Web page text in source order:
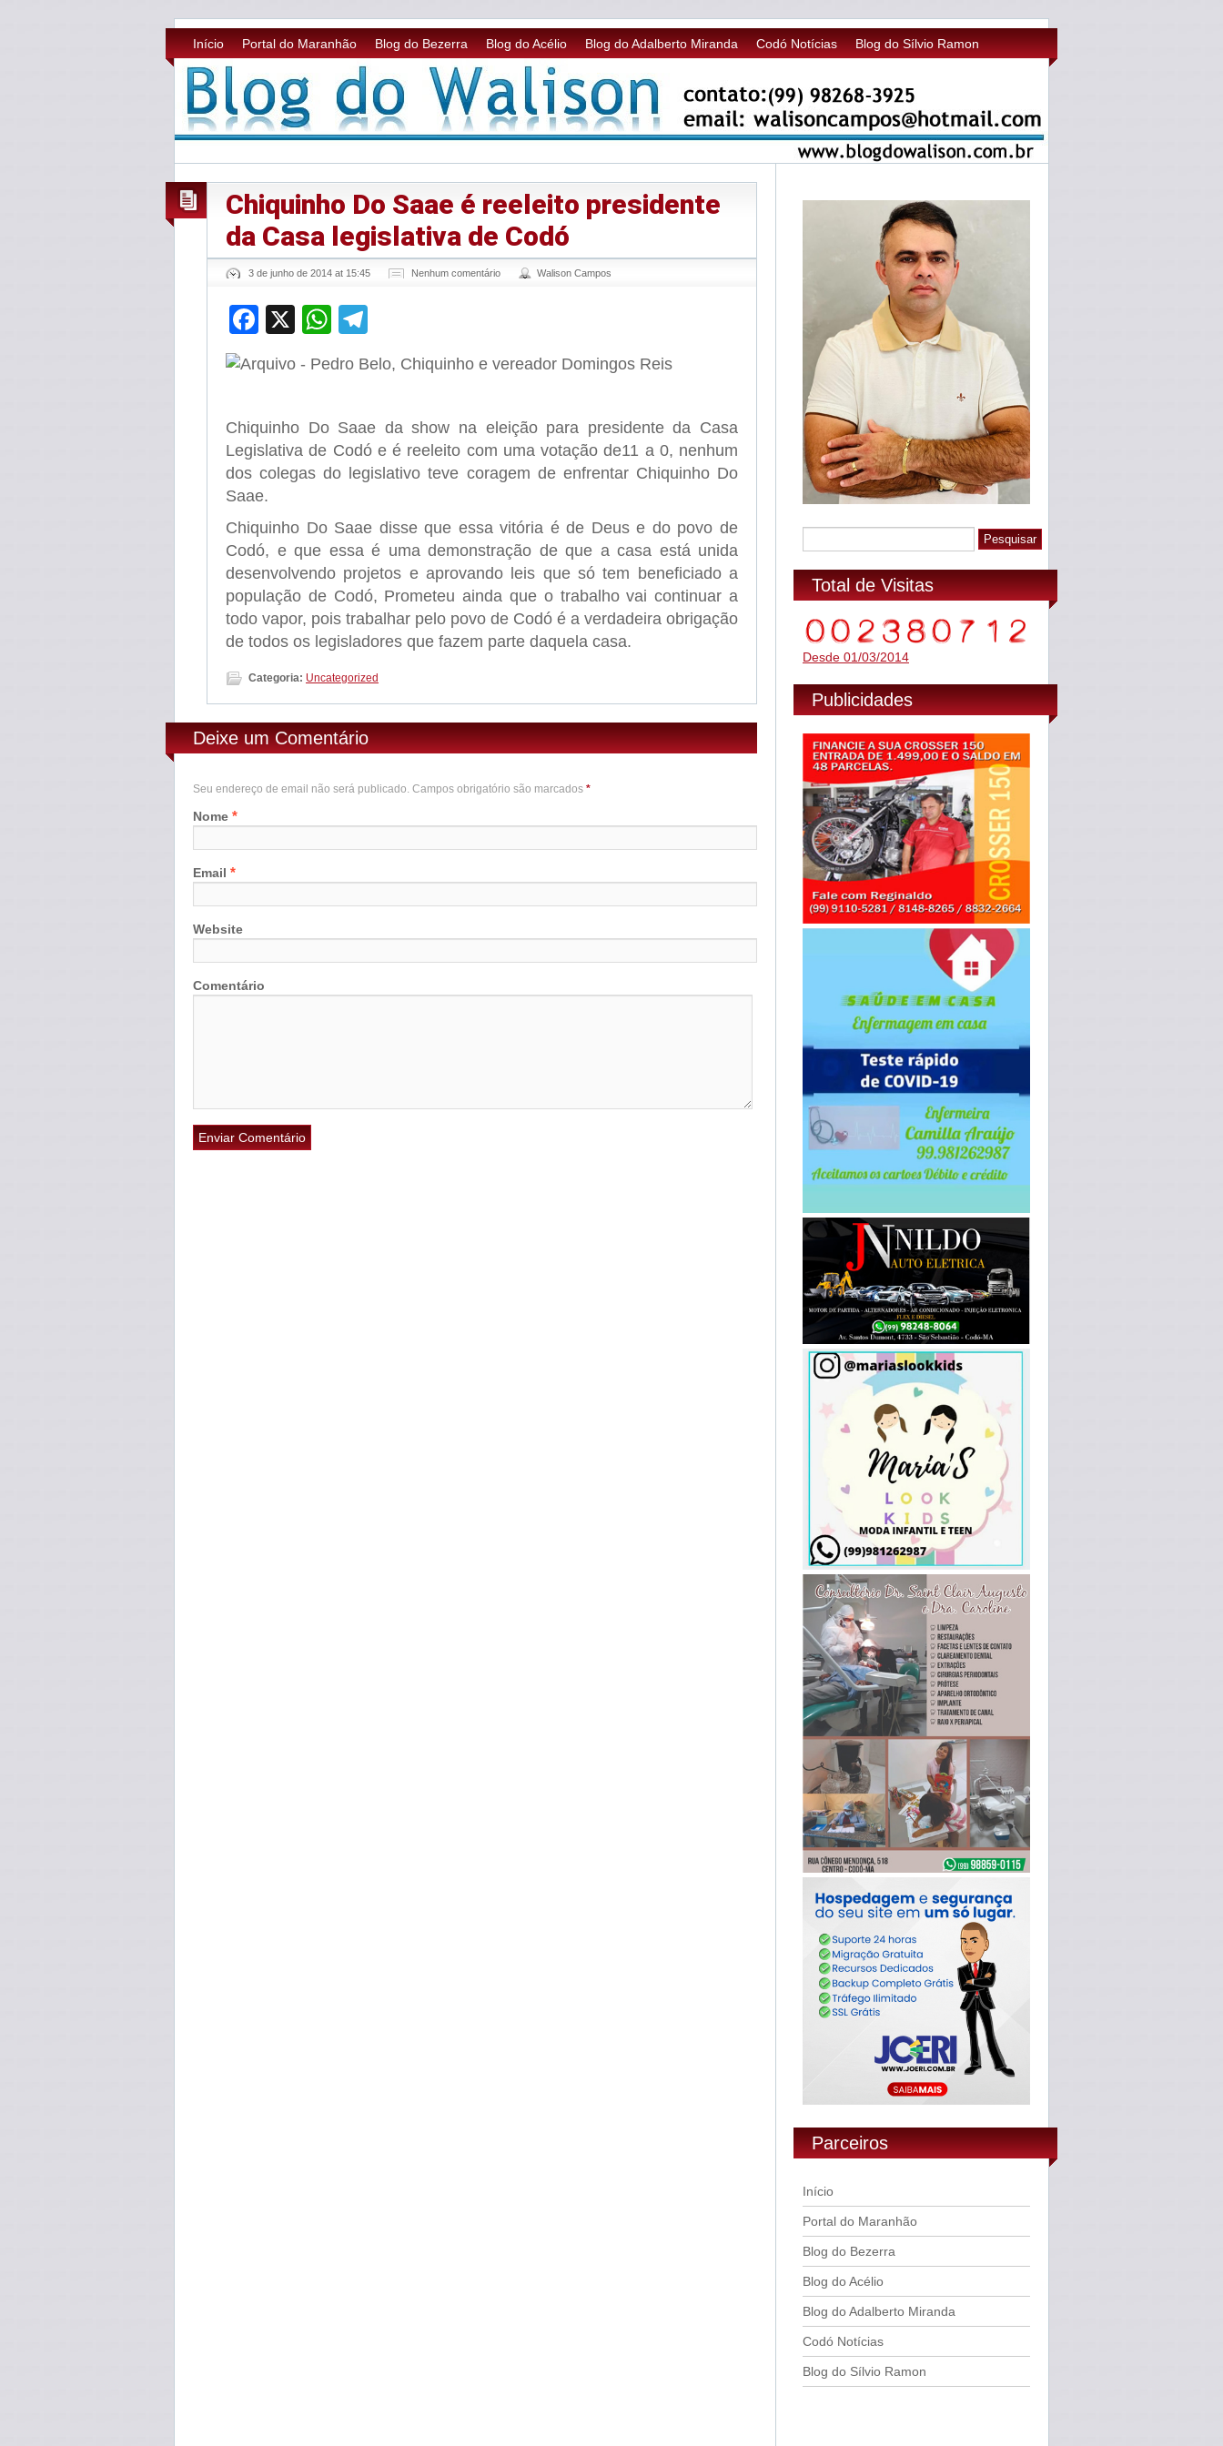
Início Portal do Maranhão Blog do Bezerra Blog do Acélio Blog do Adalberto Miranda Codó Notícias Blog do Sílvio Ramon
Chiquinho Do Saae é reeleito presidente
da Casa legislativa de Codó
3 de junho de 2014 at 15:45 Nenhum comentário Walison Campos
Facebook
X WhatsApp
Chiquinho Do Saae da show na eleição para presidente da Casa
Legislativa de Codó e é reeleito com uma votação de11 a 0, nenhum
dos colegas do legislativo teve coragem de enfrentar Chiquinho Do
Saae.
Chiquinho Do Saae disse que essa vitória é de Deus e do povo de
Codó, e que essa é uma demonstração de que a casa está unida
desenvolvendo projetos e aprovando leis que só tem beneficiado a
população de Codó, Prometeu ainda que o trabalho vai continuar a
todo vapor, pois trabalhar pelo povo de Codó é a verdadeira obrigação
de todos os legisladores que fazem parte daquela casa.
Categoria: Uncategorized
Deixe um Comentário
Seu endereço de email não será publicado. Campos obrigatório são marcados *
Nome *
Email *
Website
Comentário
Total de Visitas
Desde 01/03/2014
Publicidades
Parceiros
Início
Portal do Maranhão
Blog do Bezerra
Blog do Acélio
Blog do Adalberto Miranda
Codó Notícias
Blog do Sílvio Ramon